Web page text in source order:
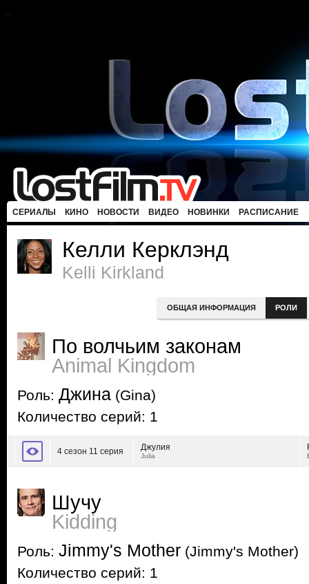
СЕРИАЛЫ КИНО НОВОСТИ ВИДЕО НОВИНКИ РАСПИСАНИЕ
Келли Керклэнд
Kelli Kirkland
ОБЩАЯ ИНФОРМАЦИЯ РОЛИ
По волчьим законам
Animal Kingdom
Роль: Джина (Gina)
Количество серий: 1
4 сезон 11 серия Джулия
Julia
Шучу
Kidding
Роль: Jimmy's Mother (Jimmy's Mother)
Количество серий: 1